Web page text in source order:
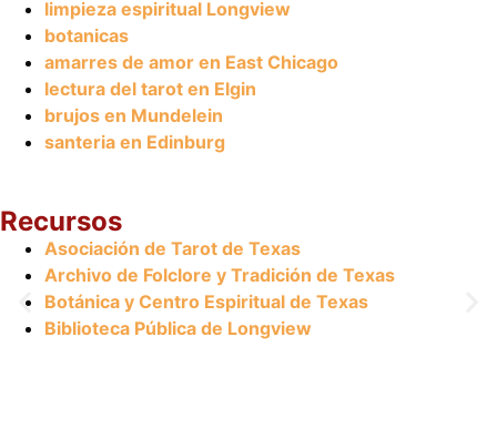
limpieza espiritual Longview
botanicas
amarres de amor en East Chicago
lectura del tarot en Elgin
brujos en Mundelein
santeria en Edinburg
Recursos
Asociación de Tarot de Texas
Archivo de Folclore y Tradición de Texas
Botánica y Centro Espiritual de Texas
Biblioteca Pública de Longview